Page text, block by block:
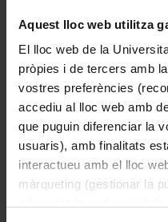
Aquest lloc web utilitza
El lloc web de la
pròpies i de tercers amb
vostres preferències
accediu al lloc web amb
que puguin diferenciar la
usuaris), amb finalitats
interactueu amb el lloc
màrqueting (gestionar la
Esmatjes Mompó,
1994